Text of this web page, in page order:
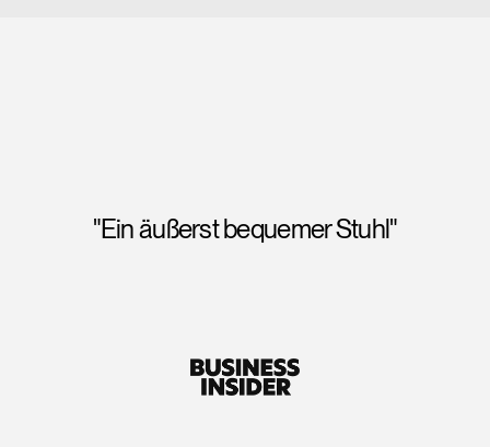
waren beeindruckt, dass die ‚Rückenlehne
aus drei Paneelen‘ auch eine hervorragende